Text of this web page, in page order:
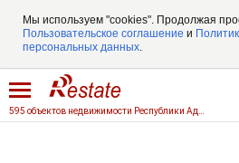
Мы используем "cookies". Продолжая
Пользовательское соглашение и
персональных данных.